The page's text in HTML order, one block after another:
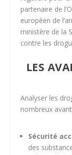
partenaire de
européen de
ministère de la
contre les
LES
Analyser les
nombreux
Sécurité
des